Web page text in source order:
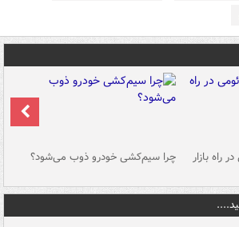
راه بازار چرا سیم‌کشی خودرو ذوب می‌شود؟